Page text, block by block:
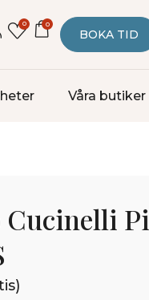
0 0
BOKA TID
Våra butiker